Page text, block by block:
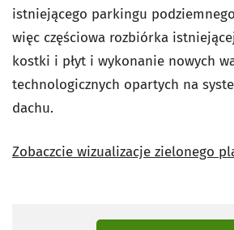
istniejącego parkingu
więc częściowa rozbiórka
kostki i płyt i wykonanie nowych
technologicznych opartych na
dachu.
Zobaczcie wizualizacje zielonego